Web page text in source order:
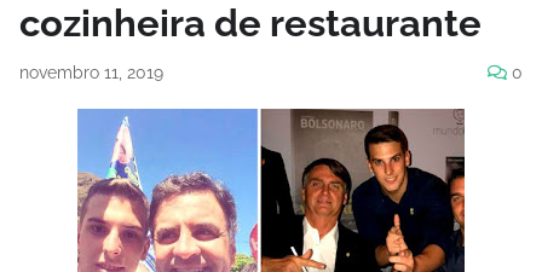
cozinheira de restaurante
novembro 11, 2019 0